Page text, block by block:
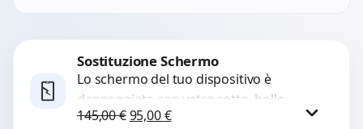
Sostituzione Schermo
Lo schermo del tuo dispositivo è
danneggiato con vetro rotto, bolle,
macchie, schermo nero o pixel morti?
145,00€Il prezzo originale era: 145,00 €.
95,00€Il prezzo attuale è: 95,00 €.